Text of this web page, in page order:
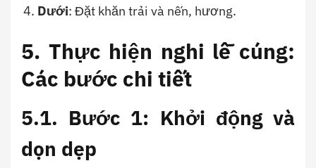
Dưới: Đặt khăn trải và nến, hương.
5. Thực hiện nghi lễ cúng:
Các bước chi tiết
5.1. Bước 1: Khởi động và
dọn dẹp